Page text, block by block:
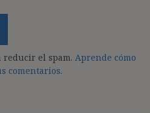
reducir el spam. Aprende cómo
comentarios.